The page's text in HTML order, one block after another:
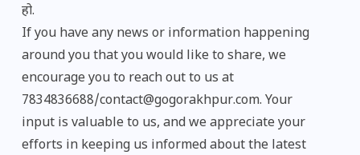
हो.
If you have any news or information happening
around you that you would like to share, we
encourage you to reach out to us at
7834836688/contact@gogorakhpur.com. Your
input is valuable to us, and we appreciate your
efforts in keeping us informed about the latest